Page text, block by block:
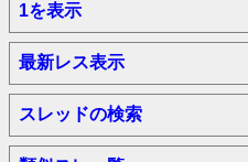
1を表示
最新レス表示
スレッドの検索